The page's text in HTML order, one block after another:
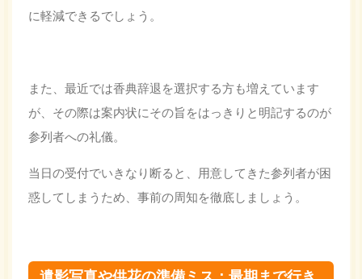
に軽減できるでしょう。
また、最近では香典辞退を選択する方も増えています
が、その際は案内状にその旨をはっきりと明記するのが
参列者への礼儀。
当日の受付でいきなり断ると、用意してきた参列者が困
惑してしまうため、事前の周知を徹底しましょう。